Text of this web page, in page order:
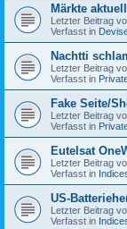
Märkte
Letzter Beitrag
Verfasst in
Nachtti
Letzter Beitrag
Verfasst in
Fake Seite/
Letzter Beitrag
Verfasst in
Eutelsat
Letzter Beitrag
Verfasst in
US-
Letzter Beitrag
Verfasst in